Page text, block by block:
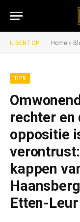
U BENT OP: Home »
TIPS
rechter en
oppositie
kappen
Etten-Leur